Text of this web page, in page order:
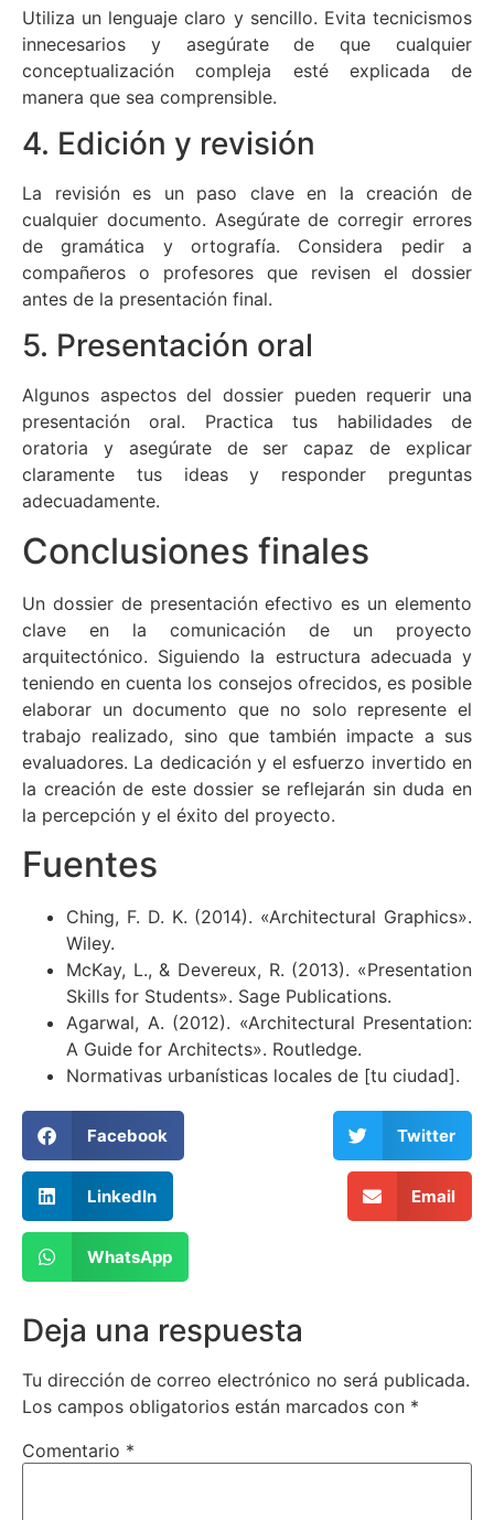
Utiliza un lenguaje claro y sencillo. Evita tecnicismos
innecesarios y asegúrate de que cualquier
conceptualización compleja esté explicada de
manera que sea comprensible.
4. Edición y revisión
La revisión es un paso clave en la creación de
cualquier documento. Asegúrate de corregir errores
de gramática y ortografía. Considera pedir a
compañeros o profesores que revisen el dossier
antes de la presentación final.
5. Presentación oral
Algunos aspectos del dossier pueden requerir una
presentación oral. Practica tus habilidades de
oratoria y asegúrate de ser capaz de explicar
claramente tus ideas y responder preguntas
adecuadamente.
Conclusiones finales
Un dossier de presentación efectivo es un elemento
clave en la comunicación de un proyecto
arquitectónico. Siguiendo la estructura adecuada y
teniendo en cuenta los consejos ofrecidos, es posible
elaborar un documento que no solo represente el
trabajo realizado, sino que también impacte a sus
evaluadores. La dedicación y el esfuerzo invertido en
la creación de este dossier se reflejarán sin duda en
la percepción y el éxito del proyecto.
Fuentes
Ching, F. D. K. (2014). «Architectural Graphics».
Wiley.
McKay, L., & Devereux, R. (2013). «Presentation
Skills for Students». Sage Publications.
Agarwal, A. (2012). «Architectural Presentation:
A Guide for Architects». Routledge.
Normativas urbanísticas locales de [tu ciudad].
Facebook Twitter
LinkedIn Email
WhatsApp
Deja una respuesta
Tu dirección de correo electrónico no será publicada.
Los campos obligatorios están marcados con *
Comentario *